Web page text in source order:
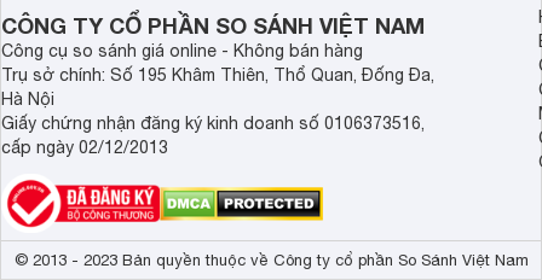
CÔNG TY CỔ PHẦN SO SÁNH VIỆT NAM
Công cụ so sánh giá online - Không bán hàng
Trụ sở chính: Số 195 Khâm Thiên, Thổ Quan, Đống Đa,
Hà Nội
Giấy chứng nhận đăng ký kinh doanh số 0106373516,
cấp ngày 02/12/2013
© 2013 - 2023 Bản quyền thuộc về Công ty cổ phần So Sánh Việt Nam